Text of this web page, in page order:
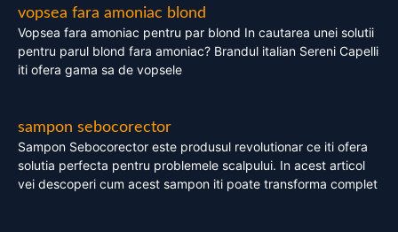
vopsea fara amoniac blond
Vopsea fara amoniac pentru par blond In cautarea unei solutii
pentru parul blond fara amoniac? Brandul italian Sereni Capelli
iti ofera gama sa de vopsele
sampon sebocorector
Sampon Sebocorector este produsul revolutionar ce iti ofera
solutia perfecta pentru problemele scalpului. In acest articol
vei descoperi cum acest sampon iti poate transforma complet